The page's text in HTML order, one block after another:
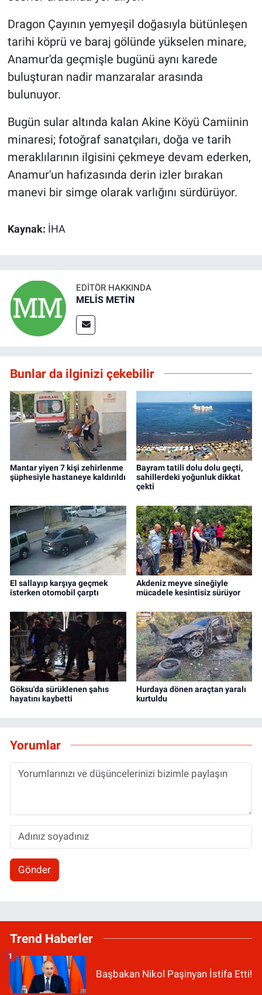
Dragon Çayının yemyeşil doğasıyla bütünleşen
tarihi köprü ve baraj gölünde yükselen minare,
Anamur'da geçmişle bugünü aynı karede
buluşturan nadir manzaralar arasında
bulunuyor.
Bugün sular altında kalan Akine Köyü Camiinin
minaresi; fotoğraf sanatçıları, doğa ve tarih
meraklılarının ilgisini çekmeye devam ederken,
Anamur'un hafızasında derin izler bırakan
manevi bir simge olarak varlığını sürdürüyor.
Kaynak: İHA
EDITÖR HAKKINDA
MELİS METİN
Bunlar da ilginizi çekebilir
Mantar yiyen 7 kişi zehirlenme
şüphesiyle hastaneye kaldırıldı
Bayram tatili dolu dolu geçti,
sahillerdeki yoğunluk dikkat
çekti
El sallayıp karşıya geçmek
isterken otomobil çarptı
Akdeniz meyve sineğiyle
mücadele kesintisiz sürüyor
Göksu'da sürüklenen şahıs
hayatını kaybetti
Hurdaya dönen araçtan yaralı
kurtuldu
Yorumlar
Gönder
Trend Haberler
Başbakan Nikol Paşinyan İstifa Etti!
1